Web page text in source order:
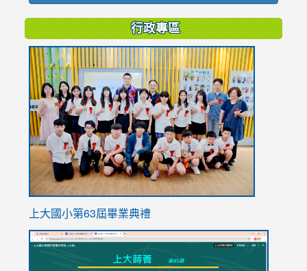
行政專區
上大國小第63屆畢業典禮
link